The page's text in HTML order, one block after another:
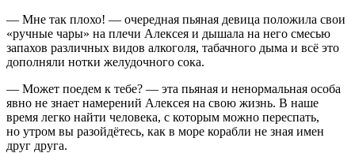
— Мне так плохо! — очередная пьяная девица положила свои
«ручные чары» на плечи Алексея и дышала на него смесью
запахов различных видов алкоголя, табачного дыма и всё это
дополняли нотки желудочного сока.
— Может поедем к тебе? — эта пьяная и ненормальная особа
явно не знает намерений Алексея на свою жизнь. В наше
время легко найти человека, с которым можно переспать,
но утром вы разойдётесь, как в море корабли не зная имен
друг друга.